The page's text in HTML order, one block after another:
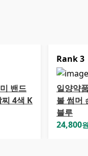
밴드
4색 K
Rank3
일양약
볼 썸머
블루
24,800